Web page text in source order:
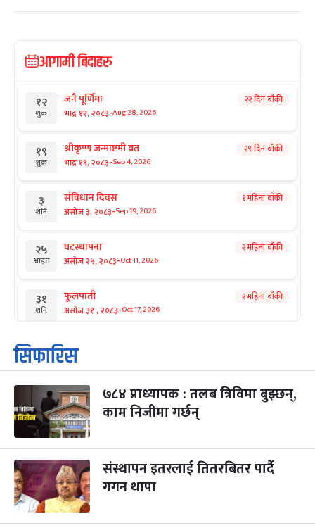
आगामी बिदाहरु
१२
शुक्र
जनै पूर्णिमा
भाद्र १२, २०८३-Aug 28, 2026
२२ दिन बाँकी
१९
शुक्र
श्रीकृष्ण जन्माष्टमी व्रत
भाद्र १९, २०८३-Sep 4, 2026
२९ दिन बाँकी
३
शनि
संविधान दिवस
असोज ३, २०८३-Sep 19, 2026
१ महिना बाँकी
२५
आइत
घटस्थापना
असोज २५, २०८३-Oct 11, 2026
२ महिना बाँकी
३१
शनि
फूलपाती
असोज ३१ , २०८३-Oct 17, 2026
२ महिना बाँकी
१
आइत
कार्तिक सङ्क्रान्ति
कार्तिक १, २०८३
३
मंगल
महानवमी
कार्तिक ३, २०८३-Oct 20, 2026
२ महिना बाँकी
४
बुध कार्तिक ४, २०८३
५
बिहि
पापा‌ङ्कुशा एकादशी व्रत
कार्तिक ५, २०८३
सिफारिस
७८४ प्राध्यापक : तलब त्रिविमा बुझ्छन्,
काम निजीमा गर्छन्
संस्थापन इतरलाई तितरबितर पार्दै
गगन थापा